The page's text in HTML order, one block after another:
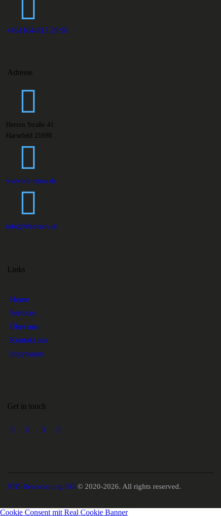
+494164-813 29 98
Adresse
Herren Straße 41
Harsefeld 21698
www.stb-renov.de
info@stb-renov.de
Links
Home
Services
Über uns
Kontakt uns
Impressum
Get in touch
STB Renovierung UG © 2020-2026. All rights reserved.
Cookie Consent mit Real Cookie Banner